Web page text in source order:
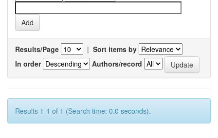
Results/Page | Sort items by
In order
Authors/record
Results 1-1 of 1 (Search time: 0.0 seconds).